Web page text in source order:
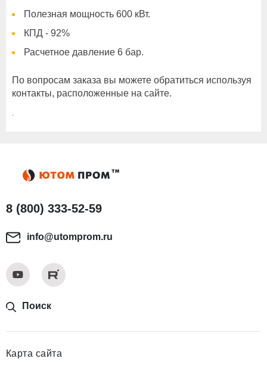
Полезная мощность 600 кВт.
КПД - 92%
Расчетное давление 6 бар.
По вопросам заказа вы можете обратиться используя
контакты, расположенные на сайте.
.
8 (800) 333-52-59
info@utomprom.ru
Поиск
Карта сайта